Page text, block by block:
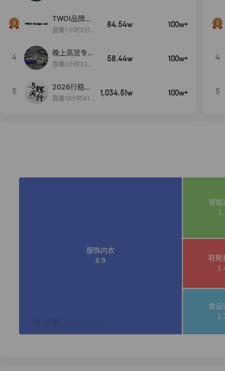
TWOI品牌直
播间新款上
直播7小时3分5
84.54w 100w+
4
晚上高货专场
大放漏
直播2小时32分
58.44w 100w+
5
2026行稳致
远
直播16小时41
1,034.51w 100w+
4
5